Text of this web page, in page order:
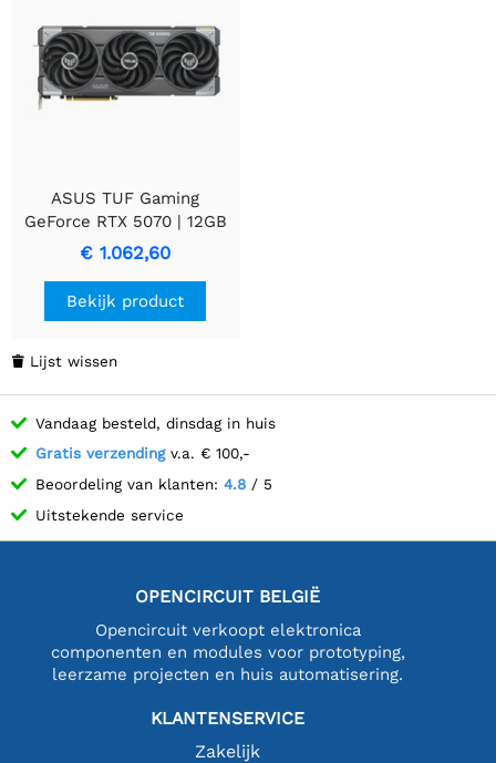
ASUS TUF Gaming
GeForce RTX 5070 | 12GB
GDDR7 | DLSS 4 |
Videokaart | Nvidia GPU
€ 1.062,60
Bekijk product
 Lijst wissen
Vandaag besteld, dinsdag in huis
Gratis verzendingv.a. € 100,-
Beoordeling van klanten: 4.8 / 5
Uitstekende service
OPENCIRCUIT BELGIË
Opencircuit verkoopt elektronica
componenten en modules voor prototyping,
leerzame projecten en huis automatisering.
KLANTENSERVICE
Zakelijk